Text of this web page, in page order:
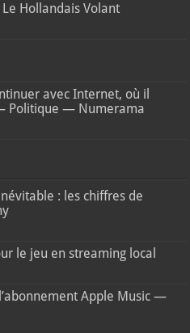
Hollandais Volant
avec Internet, où il
Politique — Numerama
: les chiffres de
le jeu en streaming local
Apple Music —